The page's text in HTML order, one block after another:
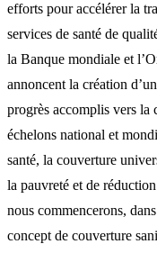
efforts pour accélérer la
services de santé de
la Banque mondiale et
annoncent la création
progrès accomplis vers la
échelons national et
santé, la couverture
la pauvreté et de
nous commencerons,
concept de couverture